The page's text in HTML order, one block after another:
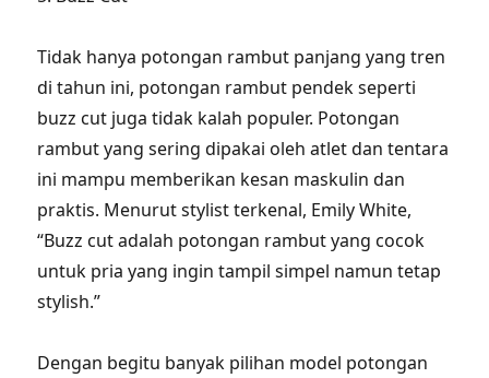
Tidak hanya potongan rambut panjang yang tren
di tahun ini, potongan rambut pendek seperti
buzz cut juga tidak kalah populer. Potongan
rambut yang sering dipakai oleh atlet dan tentara
ini mampu memberikan kesan maskulin dan
praktis. Menurut stylist terkenal, Emily White,
“Buzz cut adalah potongan rambut yang cocok
untuk pria yang ingin tampil simpel namun tetap
stylish.”
Dengan begitu banyak pilihan model potongan